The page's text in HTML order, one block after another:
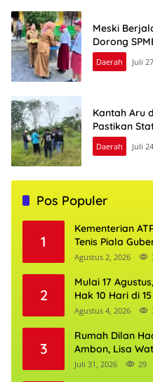
Meski
Dorong
Daerah Juli
Kantah Aru
Pastikan
Daerah Juli
Pos Populer
1
Kementerian
Tenis Piala
Agustus 2, 2026
2
Mulai 17
Hak 10 Hari di
Agustus 4, 2026
3
Rumah Dilan
Ambon, Lisa
Boleh
Juli 31, 2026 29